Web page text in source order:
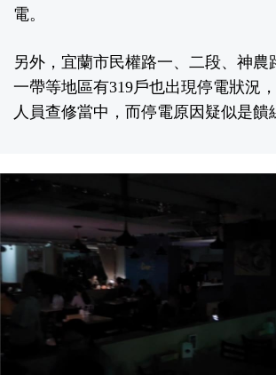
電。
另外，宜蘭市民權路一、二段、神農
一帶等地區有319戶也出現停電狀況
人員查修當中，而停電原因疑似是饋